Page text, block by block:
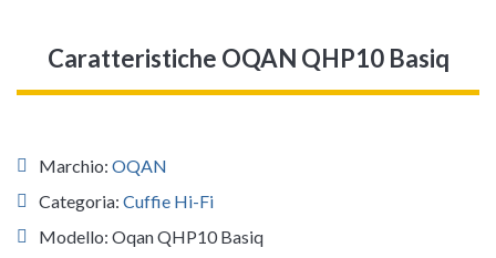
Caratteristiche OQAN QHP10 Basiq
Marchio: OQAN
Categoria: Cuffie Hi-Fi
Modello: Oqan QHP10 Basiq